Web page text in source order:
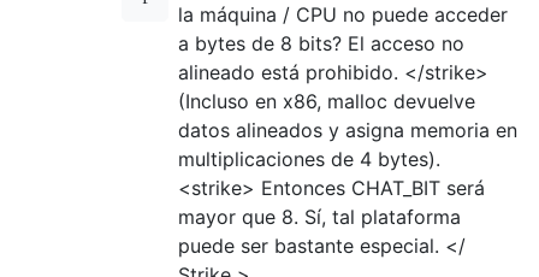
la máquina / CPU no puede acceder
a bytes de 8 bits? El acceso no
alineado está prohibido. </strike>
(Incluso en x86, malloc devuelve
datos alineados y asigna memoria en
multiplicaciones de 4 bytes).
<strike> Entonces CHAT_BIT será
mayor que 8. Sí, tal plataforma
puede ser bastante especial. </